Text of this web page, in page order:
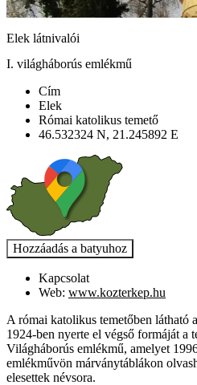
Elek látnivalói
I. világháborús emlékmű
Cím
Elek
Római katolikus temető
46.532324 N, 21.245892 E
Kapcsolat
Web: www.kozterkep.hu
A római katolikus temetőben látható
1924-ben nyerte el végső formáját a
Világháborús emlékmű, amelyet
emlékművön márványtáblákon
elesettek névsora.